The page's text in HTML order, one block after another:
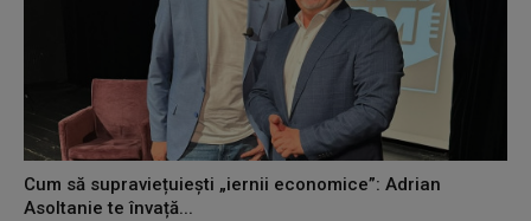
Cum să supraviețuiești „iernii economice”: Adrian
Asoltanie te învață...